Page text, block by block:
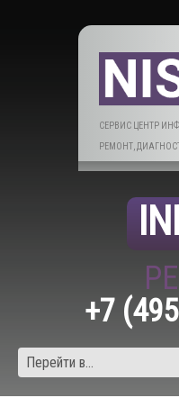
СЕРВИС ЦЕНТР
РЕМОНТ,
+7